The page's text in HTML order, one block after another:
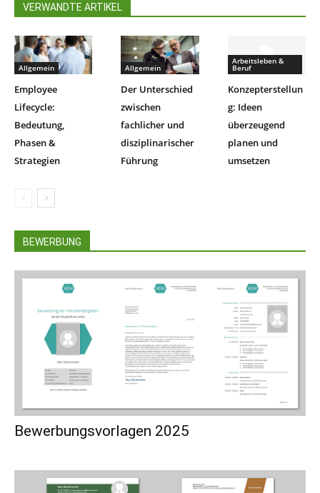
VERWANDTE ARTIKEL
Allgemein
Employee
Lifecycle:
Bedeutung,
Phasen &
Strategien
Allgemein
Der Unterschied
zwischen
fachlicher und
disziplinarischer
Führung
Arbeitsleben &
Beruf
Konzepterstellun
g: Ideen
überzeugend
planen und
umsetzen
BEWERBUNG
Bewerbungsvorlagen 2025